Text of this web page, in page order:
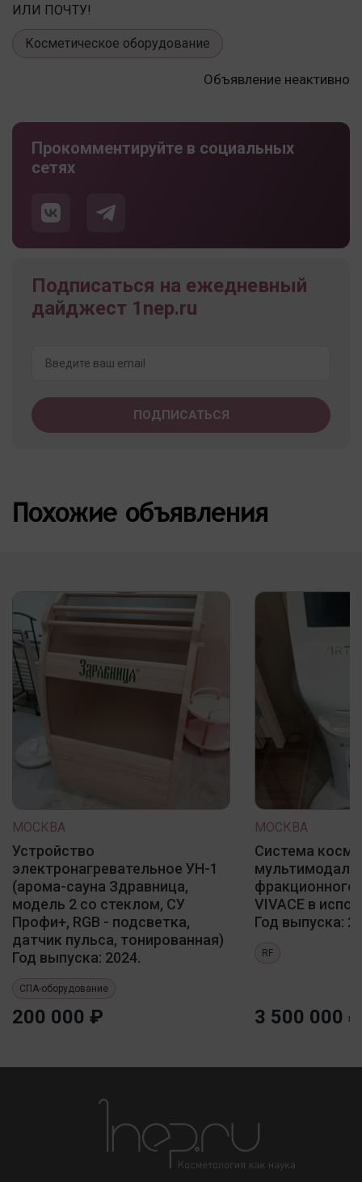
ИЛИ ПОЧТУ!
Косметическое оборудование
Объявление неактивно
Прокомментируйте в социальных
сетях
Подписаться на ежедневный
дайджест 1nep.ru
Похожие объявления
МОСКВА
Устройство
электронагревательное УН-1
(арома-сауна Здравница,
модель 2 со стеклом, СУ
Профи+, RGB - подсветка,
датчик пульса, тонированная)
Год выпуска: 2024.
СПА-оборудование
200 000 ₽
МОСКВА
Система
фракционного
VIVACE в
Год выпуска:
RF
3 500 000 ₽